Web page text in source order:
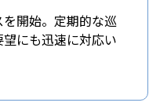
開始。定期的な巡
にも迅速に対応い